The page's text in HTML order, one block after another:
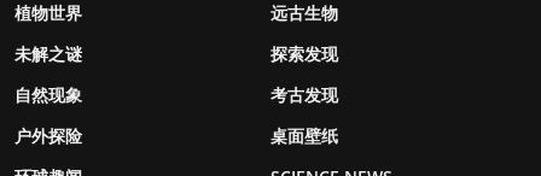
植物世界
远古生物
未解之谜
探索发现
自然现象
考古发现
户外探险
桌面壁纸